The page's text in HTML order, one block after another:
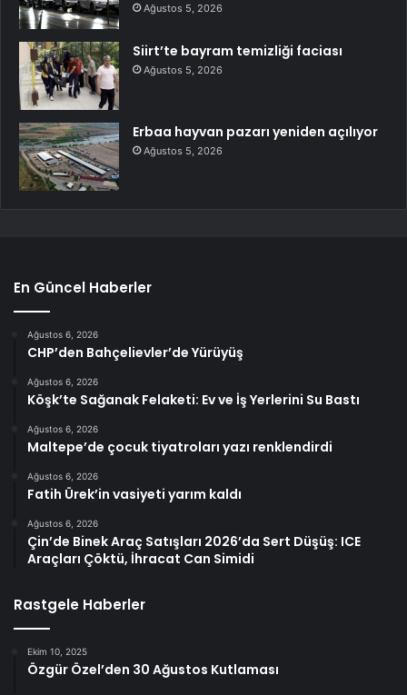
Ağustos 5, 2026
Siirt’te bayram temizliği faciası
Ağustos 5, 2026
Erbaa hayvan pazarı yeniden açılıyor
Ağustos 5, 2026
En Güncel Haberler
Ağustos 6, 2026
CHP’den Bahçelievler’de Yürüyüş
Ağustos 6, 2026
Köşk’te Sağanak Felaketi: Ev ve İş Yerlerini Su Bastı
Ağustos 6, 2026
Maltepe’de çocuk tiyatroları yazı renklendirdi
Ağustos 6, 2026
Fatih Ürek’in vasiyeti yarım kaldı
Ağustos 6, 2026
Çin’de Binek Araç Satışları 2026’da Sert Düşüş: ICE
Araçları Çöktü, İhracat Can Simidi
Rastgele Haberler
Ekim 10, 2025
Özgür Özel’den 30 Ağustos Kutlaması